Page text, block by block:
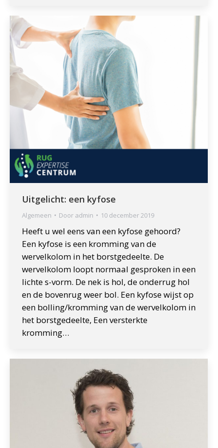
Uitgelicht: een kyfose
Algemeen Door admin 10 december 2019
Heeft u wel eens van een kyfose gehoord?
Een kyfose is een kromming van de
wervelkolom in het borstgedeelte. De
wervelkolom loopt normaal gesproken in een
lichte s-vorm. De nek is hol, de onderrug hol
en de bovenrug weer bol. Een kyfose wijst op
een bolling/kromming van de wervelkolom in
het borstgedeelte, Een versterkte
kromming…